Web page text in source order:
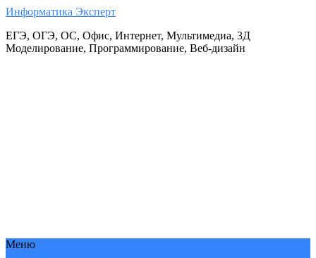
Информатика Эксперт
ЕГЭ, ОГЭ, ОС, Офис, Интернет, Мультимедиа, 3Д
Моделирование, Программирование, Веб-дизайн
Меню